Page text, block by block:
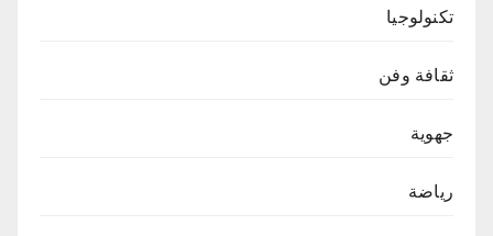
تكنولوجيا
ثقافة وفن
جهوية
رياضة